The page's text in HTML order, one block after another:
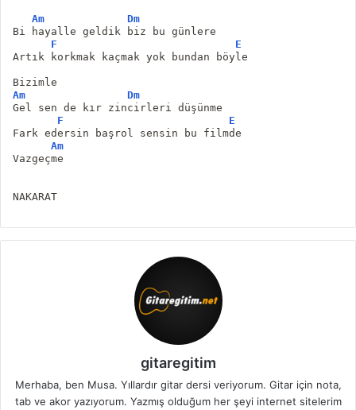
Am
Dm
Bi hayalle geldik biz bu günlere
F
E
Artık korkmak kaçmak yok bundan böyle
Bizimle
Am
Dm
Gel sen de kır zincirleri düşünme
F
E
Fark edersin başrol sensin bu filmde
Am
Vazgeçme
NAKARAT
gitaregitim
Merhaba, ben Musa. Yıllardır gitar dersi veriyorum. Gitar için nota,
tab ve akor yazıyorum. Yazmış olduğum her şeyi internet sitelerim